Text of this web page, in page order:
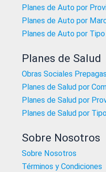
Planes de Auto por
Planes de Auto por
Planes de Auto por Tipo
Planes de Salud
Obras Sociales Prepagas
Planes de Salud por
Planes de Salud por
Planes de Salud por
Sobre Nosotros
Sobre Nosotros
Términos y Condiciones